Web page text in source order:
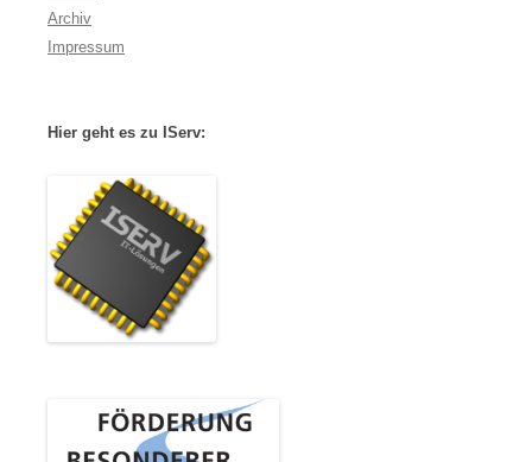
Archiv
Impressum
Hier geht es zu IServ: